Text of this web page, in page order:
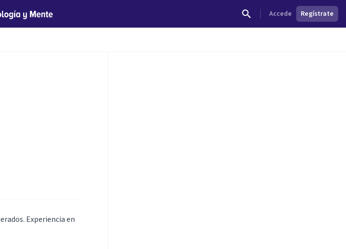
Accede Regístrate
Experiencia en